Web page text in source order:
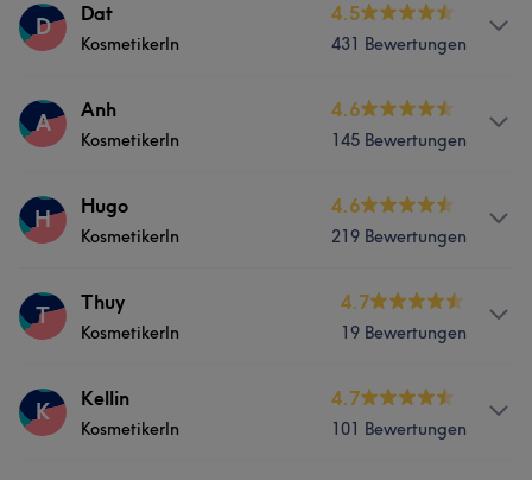
D Dat
KosmetikerIn
4.5
431 Bewertungen
Services
Was unsere Kunden über Dat sagen
A Anh
KosmetikerIn
4.6
145 Bewertungen
Services
Was unsere Kunden über Anh sagen
H Hugo
KosmetikerIn
4.6
219 Bewertungen
Services
Was unsere Kunden über Hugo sagen
T Thuy
KosmetikerIn
4.7
19 Bewertungen
Services
K Kellin
KosmetikerIn
4.7
101 Bewertungen